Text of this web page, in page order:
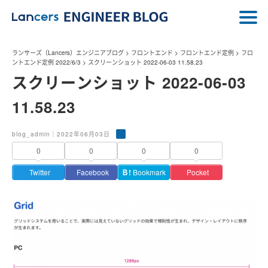
ランサーズ（Lancers）エンジニアブログ > フロントエンド > フロントエンド定例 > フロ
ントエンド定例 2022/6/3 > スクリーンショット 2022-06-03 11.58.23
スクリーンショット 2022-06-03
11.58.23
blog_admin｜2022年06月03日
0
Twitter
0
Facebook
0
Ｂ! Bookmark
0
Pocket